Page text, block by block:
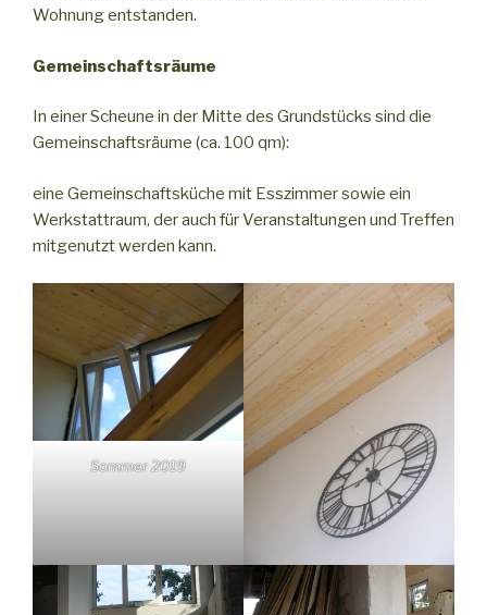
Wohnung entstanden.
Gemeinschaftsräume
In einer Scheune in der Mitte des Grundstücks sind die
Gemeinschaftsräume (ca. 100 qm):
eine Gemeinschaftsküche mit Esszimmer sowie ein
Werkstattraum, der auch für Veranstaltungen und Treffen
mitgenutzt werden kann.
Sommer 2019